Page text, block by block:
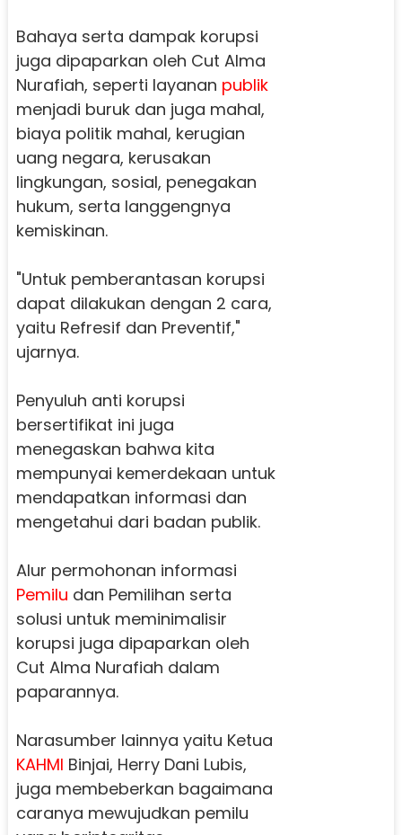
Bahaya serta dampak korupsi
juga dipaparkan oleh Cut Alma
Nurafiah, seperti layanan publik
menjadi buruk dan juga mahal,
biaya politik mahal, kerugian
uang negara, kerusakan
lingkungan, sosial, penegakan
hukum, serta langgengnya
kemiskinan.
"Untuk pemberantasan korupsi
dapat dilakukan dengan 2 cara,
yaitu Refresif dan Preventif,"
ujarnya.
Penyuluh anti korupsi
bersertifikat ini juga
menegaskan bahwa kita
mempunyai kemerdekaan untuk
mendapatkan informasi dan
mengetahui dari badan publik.
Alur permohonan informasi
Pemilu dan Pemilihan serta
solusi untuk meminimalisir
korupsi juga dipaparkan oleh
Cut Alma Nurafiah dalam
paparannya.
Narasumber lainnya yaitu Ketua
KAHMI Binjai, Herry Dani Lubis,
juga membeberkan bagaimana
caranya mewujudkan pemilu